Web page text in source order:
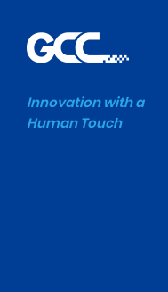
Innovation with a
Human Touch